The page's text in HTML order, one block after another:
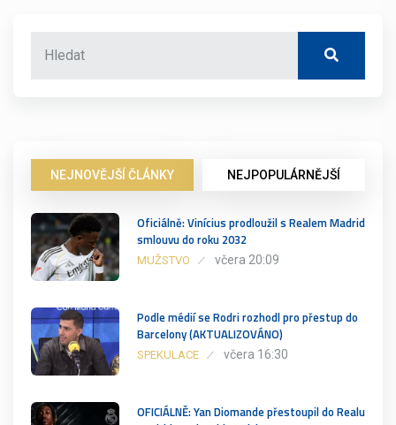
NEJNOVĚJŠÍ ČLÁNKY NEJPOPULÁRNĚJŠÍ
Oficiálně: Vinícius prodloužil s Realem Madrid
smlouvu do roku 2032
MUŽSTVO včera 20:09
Podle médií se Rodri rozhodl pro přestup do
Barcelony (AKTUALIZOVÁNO)
SPEKULACE včera 16:30
OFICIÁLNĚ: Yan Diomande přestoupil do Realu